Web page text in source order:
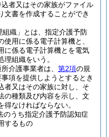
者又はその家族がファイル
文書を作成することができ
組織」とは、指定介護予防
用に係る電子計算機と、
に係る電子計算機とを電気
組織をいう。
介護事業者は、 第2項の規
項を提供しようとするとき
者又はその家族に対し、そ
の種類及び内容を示し、文
なければならない。
のうち指定介護予防認知症
するもの